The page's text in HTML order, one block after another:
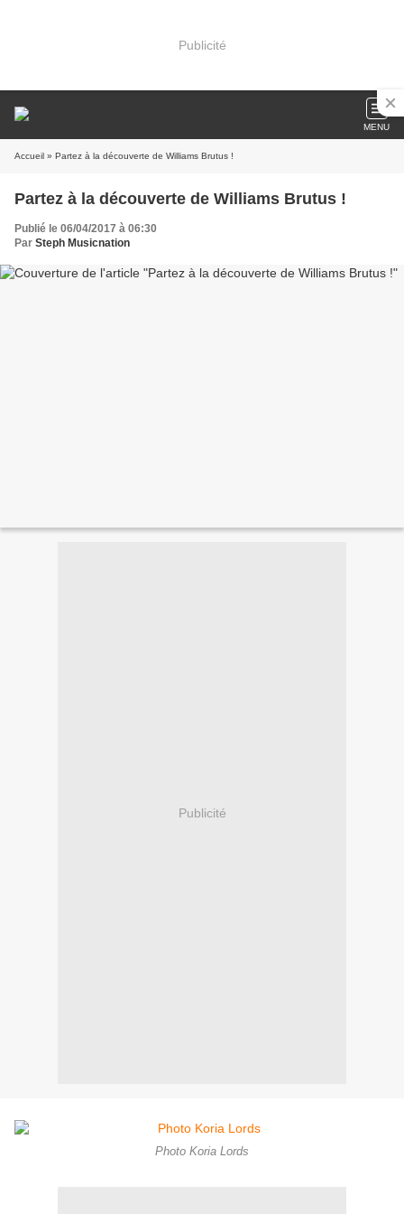
Publicité
MENU
Accueil » Partez à la découverte de Williams Brutus !
Partez à la découverte de Williams Brutus !
Publié le 06/04/2017 à 06:30
Par Steph Musicnation
Publicité
Photo Koria Lords